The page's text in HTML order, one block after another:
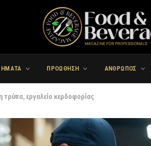
ΠΡΟΩΘΗΣΗ ΑΝΘΡΩΠΟΣ
τρύπα, εργαλείο κερδοφορίας